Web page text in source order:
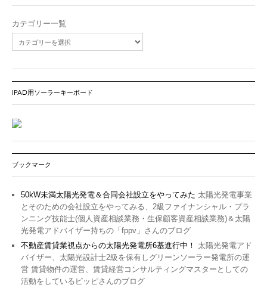
カテゴリー一覧
IPAD用ソーラーキーボード
ブックマーク
50kW未満太陽光発電＆合同会社設立をやってみた 太陽光発電事業
とそのための会社設立をやってみる、2級ファイナンシャル・プラ
ンニング技能士(個人資産相談業務・生保顧客資産相談業務)＆太陽
光発電アドバイザー持ちの「fppv」さんのブログ
不動産賃貸業視点からの太陽光発電所6基進行中！
太陽光発電アド
バイザー、太陽光設計士2級を保有しグリーンソーラー発電所の運
営 賃貸物件の運営、賃貸経営コンサルティングマスターとしての
活動をしているピッピさんのブログ